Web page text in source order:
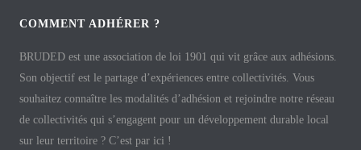
COMMENT ADHÉRER ?
BRUDED est une association de loi 1901 qui vit grâce aux adhésions.
Son objectif est le partage d’expériences entre collectivités. Vous
souhaitez connaître les modalités d’adhésion et rejoindre notre réseau
de collectivités qui s’engagent pour un développement durable local
sur leur territoire ? C’est par ici !